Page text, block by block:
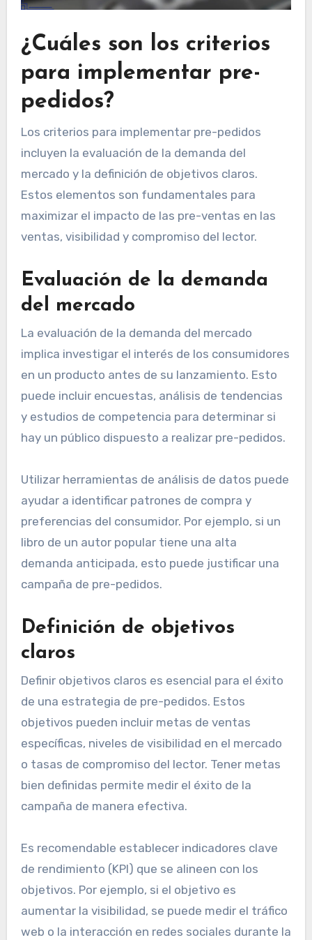
¿Cuáles son los criterios
para implementar pre-
pedidos?
Los criterios para implementar pre-pedidos
incluyen la evaluación de la demanda del
mercado y la definición de objetivos claros.
Estos elementos son fundamentales para
maximizar el impacto de las pre-ventas en las
ventas, visibilidad y compromiso del lector.
Evaluación de la demanda
del mercado
La evaluación de la demanda del mercado
implica investigar el interés de los consumidores
en un producto antes de su lanzamiento. Esto
puede incluir encuestas, análisis de tendencias
y estudios de competencia para determinar si
hay un público dispuesto a realizar pre-pedidos.
Utilizar herramientas de análisis de datos puede
ayudar a identificar patrones de compra y
preferencias del consumidor. Por ejemplo, si un
libro de un autor popular tiene una alta
demanda anticipada, esto puede justificar una
campaña de pre-pedidos.
Definición de objetivos
claros
Definir objetivos claros es esencial para el éxito
de una estrategia de pre-pedidos. Estos
objetivos pueden incluir metas de ventas
específicas, niveles de visibilidad en el mercado
o tasas de compromiso del lector. Tener metas
bien definidas permite medir el éxito de la
campaña de manera efectiva.
Es recomendable establecer indicadores clave
de rendimiento (KPI) que se alineen con los
objetivos. Por ejemplo, si el objetivo es
aumentar la visibilidad, se puede medir el tráfico
web o la interacción en redes sociales durante la